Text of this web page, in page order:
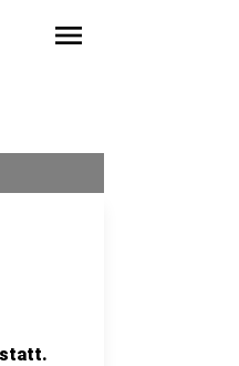
menu
statt.